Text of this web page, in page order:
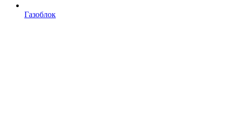
Газоблок